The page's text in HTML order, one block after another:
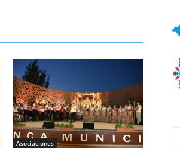
Asociaciones